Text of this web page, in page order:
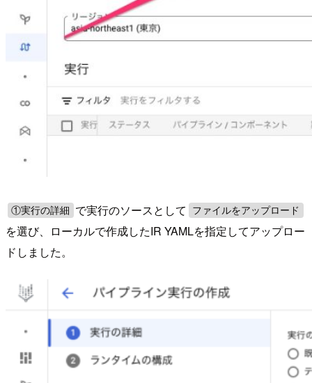
①実行の詳細 で実行のソースとして ファイルをアップロード
を選び、ローカルで作成したIR YAMLを指定してアップロー
ドしました。